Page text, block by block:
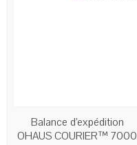
Balance d’expédition
OHAUS COURIER™ 7000